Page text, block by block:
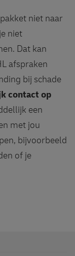
niet naar
niet
Dat kan
afspraken
bij schade
contact op
een
met jou
bijvoorbeeld
of je